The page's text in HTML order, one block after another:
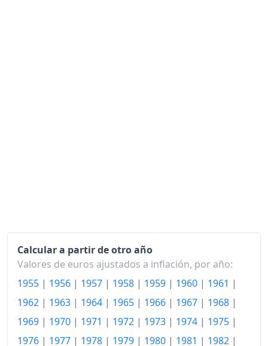
2003
874.02
2004
894.69
2005
915.06
2006
943.50
966.65
Calcular a partir de otro año
Valores de euros ajustados a inflación, por año:
1955 | 1956 | 1957 | 1958 | 1959 | 1960 | 1961 |
1962 | 1963 | 1964 | 1965 | 1966 | 1967 | 1968 |
1969 | 1970 | 1971 | 1972 | 1973 | 1974 | 1975 |
1976 | 1977 | 1978 | 1979 | 1980 | 1981 | 1982 |